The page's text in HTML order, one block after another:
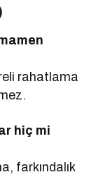
rahatlama
hiç mi
farkındalık